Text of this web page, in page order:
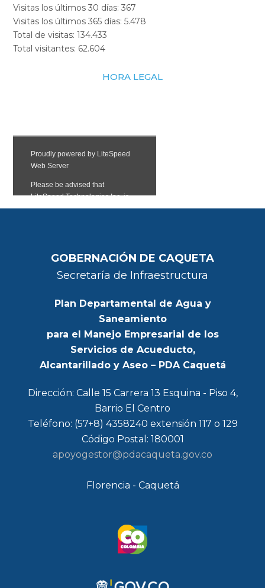
Visitas los últimos 30 días:367
Visitas los últimos 365 días:5.478
Total de visitas:134.433
Total visitantes: 62.604
HORA LEGAL
GOBERNACIÓN DE CAQUETA
Secretaría de Infraestructura
Plan Departamental de Agua y
Saneamiento
para el Manejo Empresarial de los
Servicios de Acueducto,
Alcantarillado y Aseo – PDA Caquetá
Dirección: Calle 15 Carrera 13 Esquina - Piso 4,
Barrio El Centro
Teléfono: (57+8) 4358240 extensión 117 o 129
Código Postal: 180001
apoyogestor@pdacaqueta.gov.co
Florencia - Caquetá